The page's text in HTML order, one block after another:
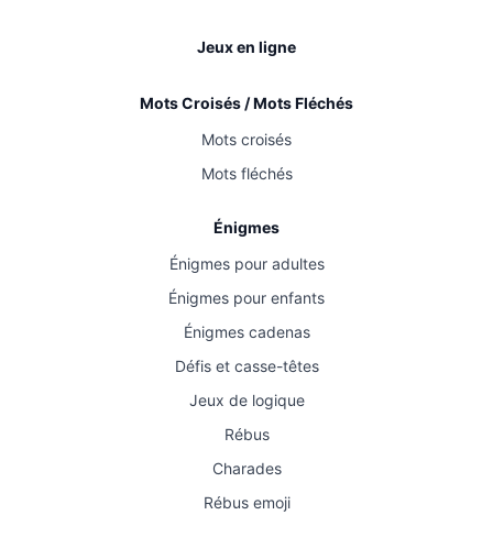
Jeux en ligne
Mots Croisés / Mots Fléchés
Mots croisés
Mots fléchés
Énigmes
Énigmes pour adultes
Énigmes pour enfants
Énigmes cadenas
Défis et casse-têtes
Jeux de logique
Rébus
Charades
Rébus emoji